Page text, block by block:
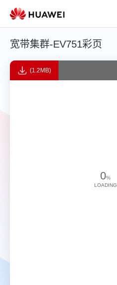
宽带集群-EV751彩页
(1.2MB)
0%
LOADING